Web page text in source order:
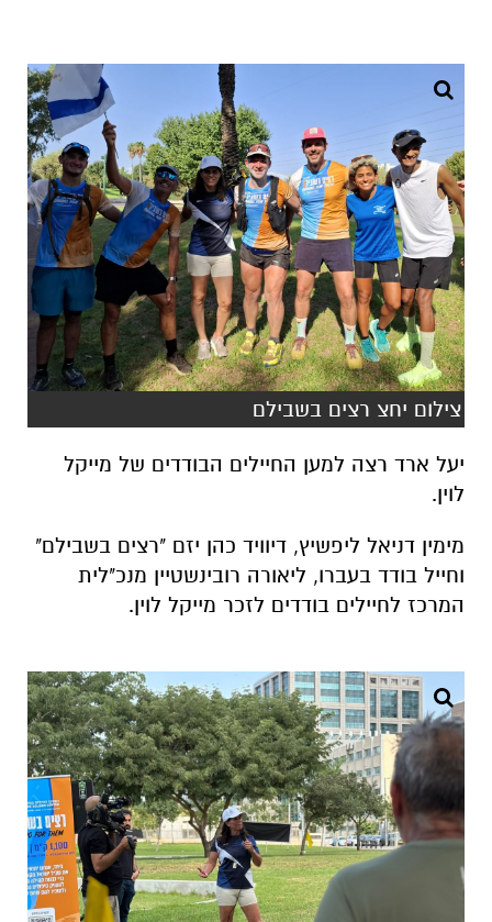
צילום יחצ רצים בשבילם
יעל ארד רצה למען החיילים הבודדים של מייקל
לוין.
מימין דניאל ליפשיץ, דיוויד כהן יזם "רצים בשבילם"
וחייל בודד בעברו, ליאורה רובינשטיין מנכ"לית
המרכז לחיילים בודדים לזכר מייקל לוין.